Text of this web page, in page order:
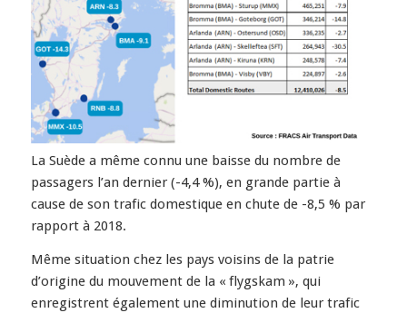
La Suède a même connu une baisse du nombre de
passagers l’an dernier (-4,4 %), en grande partie à
cause de son trafic domestique en chute de -8,5 % par
rapport à 2018.
Même situation chez les pays voisins de la patrie
d’origine du mouvement de la « flygskam », qui
enregistrent également une diminution de leur trafic